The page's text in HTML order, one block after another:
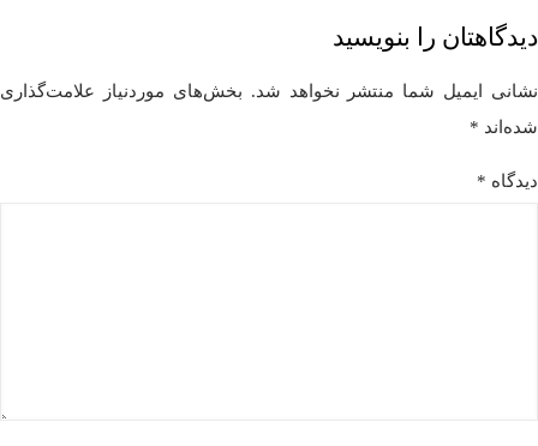
دیدگاهتان را بنویسید
نشانی ایمیل شما منتشر نخواهد شد. بخش‌های موردنیاز علامت‌گذاری
شده‌اند *
دیدگاه *